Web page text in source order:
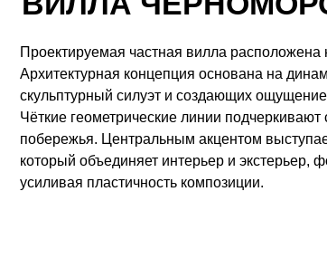
Архитектурная концепция основана на
Чёткие геометрические линии подчеркивают
побережья. Центральным акцентом выступает
который объединяет интерьер и экстерьер,
усиливая пластичность композиции.